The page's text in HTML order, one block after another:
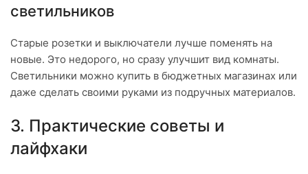
светильников
Старые розетки и выключатели лучше поменять на
новые. Это недорого, но сразу улучшит вид комнаты.
Светильники можно купить в бюджетных магазинах или
даже сделать своими руками из подручных материалов.
3. Практические советы и
лайфхаки